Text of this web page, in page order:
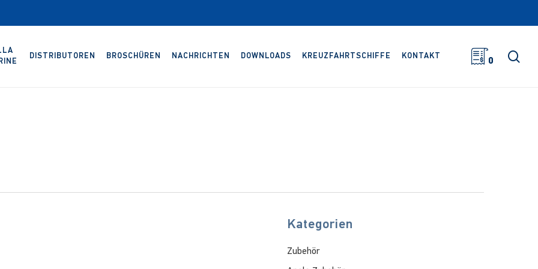
DISTRIBUTOREN BROSCHÜREN NACHRICHTEN DOWNLOADS KREUZFAHRTSCHIFFE KONTAKT
0
Kategorien
Zubehör